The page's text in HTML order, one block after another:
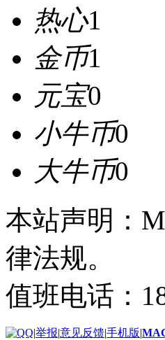
热心1
金币1
元宝0
小牛币0
大牛币0
本站声明：
律法规。
值班电话：
|举报|意见反馈|手机版|